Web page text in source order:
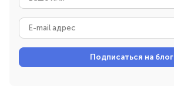
адрес
Подписаться на блог